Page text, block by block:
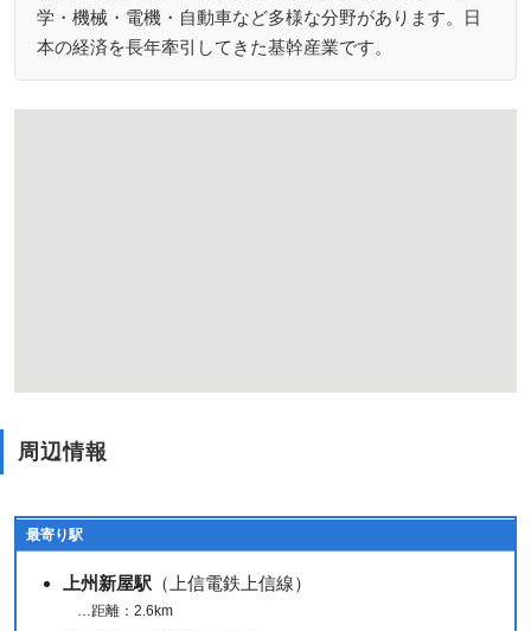
学・機械・電機・自動車など多様な分野があります。日
本の経済を長年牽引してきた基幹産業です。
周辺情報
最寄り駅
上州新屋駅 （上信電鉄上信線）
…距離：2.6km